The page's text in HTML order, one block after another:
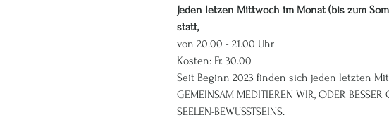
Jeden letzen Mittwoch im Monat (bis zum
statt,
von 20.00 - 21.00 Uhr
Kosten: Fr. 30.00
Seit Beginn 2023 finden sich jeden letzten
GEMEINSAM MEDITIEREN WIR, ODER BESSER
SEELEN-BEWUSSTSEINS.